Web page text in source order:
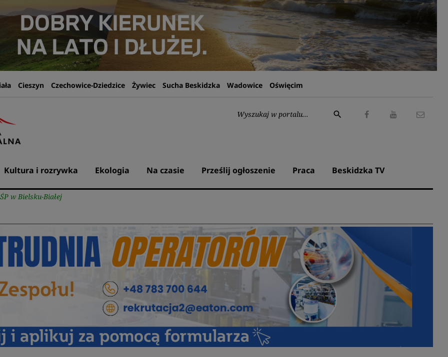
Cieszyn Czechowice-Dziedzice Żywiec Sucha Beskidzka Wadowice Oświęcim
Wyszukaj:
search
Kultura i rozrywka Ekologia Na czasie Prześlij ogłoszenie Praca Beskidzka TV
w Bielsku-Białej